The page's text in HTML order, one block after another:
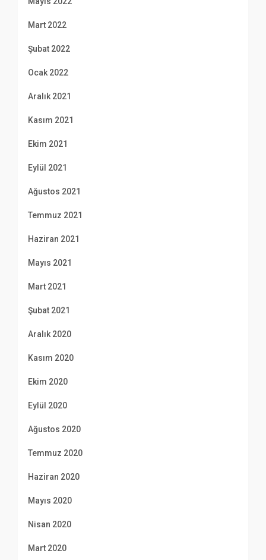
Mart 2022
Şubat 2022
Ocak 2022
Aralık 2021
Kasım 2021
Ekim 2021
Eylül 2021
Ağustos 2021
Temmuz 2021
Haziran 2021
Mayıs 2021
Mart 2021
Şubat 2021
Aralık 2020
Kasım 2020
Ekim 2020
Eylül 2020
Ağustos 2020
Temmuz 2020
Haziran 2020
Mayıs 2020
Nisan 2020
Mart 2020